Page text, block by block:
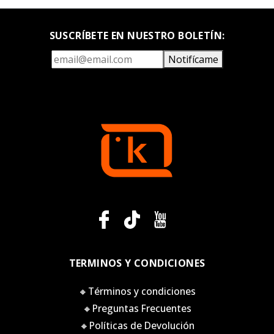
SUSCRÍBETE EN NUESTRO BOLETÍN:
Notifícame
TERMINOS Y CONDICIONES
🔸Términos y condiciones
🔸Preguntas Frecuentes
🔸Políticas de Devolución